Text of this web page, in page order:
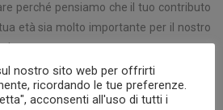
perché pensiamo che il tuo contributo
età sia molto importante per il nostro
la conoscenza su questo tema.
di partecipare?
nostro sito web per offrirti
ricordando le tue preferenze.
acconsenti all'uso di tutti i